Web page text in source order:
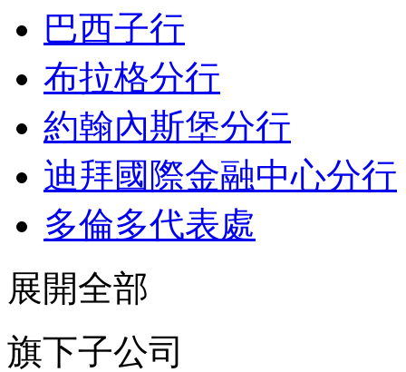
巴西子行
布拉格分行
約翰內斯堡分行
迪拜國際金融中心分行
多倫多代表處
展開全部
旗下子公司